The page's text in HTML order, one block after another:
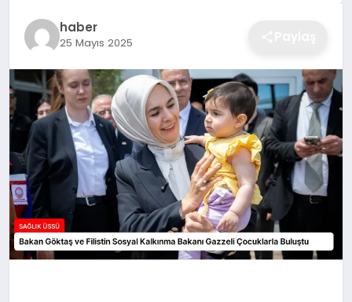
haber
25 Mayıs 2025